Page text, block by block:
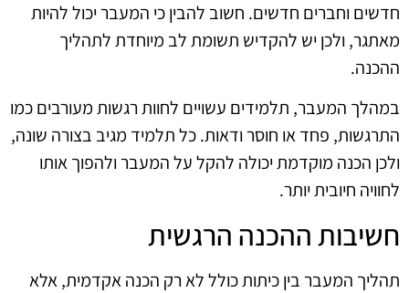
חדשים וחברים חדשים. חשוב להבין כי המעבר יכול להיות
מאתגר, ולכן יש להקדיש תשומת לב מיוחדת לתהליך
ההכנה.
במהלך המעבר, תלמידים עשויים לחוות רגשות מעורבים כמו
התרגשות, פחד או חוסר ודאות. כל תלמיד מגיב בצורה שונה,
ולכן הכנה מוקדמת יכולה להקל על המעבר ולהפוך אותו
לחוויה חיובית יותר.
חשיבות ההכנה הרגשית
תהליך המעבר בין כיתות כולל לא רק הכנה אקדמית, אלא